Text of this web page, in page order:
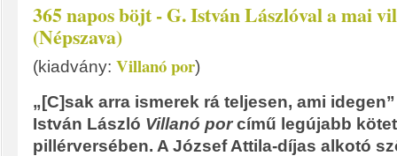
365 napos böjt - G. István Lászlóval a mai
(Népszava)
(kiadvány: Villanó por)
„[C]sak arra ismerek rá teljesen, ami
István László Villanó porcímű legújabb
pillérversében. A József Attila-díjas alkotó